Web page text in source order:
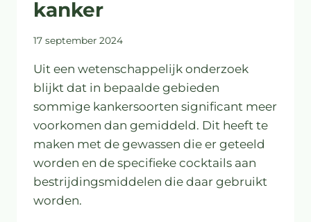
kanker
17 september 2024
Uit een wetenschappelijk onderzoek
blijkt dat in bepaalde gebieden
sommige kankersoorten significant meer
voorkomen dan gemiddeld. Dit heeft te
maken met de gewassen die er geteeld
worden en de specifieke cocktails aan
bestrijdingsmiddelen die daar gebruikt
worden.